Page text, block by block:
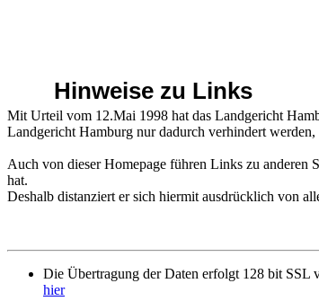
Hinweise zu Links
Mit Urteil vom 12.Mai 1998 hat das Landgericht
Landgericht Hamburg nur dadurch verhindert
Auch von dieser Homepage führen Links zu anderen
hat.
Deshalb distanziert er sich hiermit ausdrücklich von
Die Übertragung der Daten erfolgt 128 bit SSL
hier